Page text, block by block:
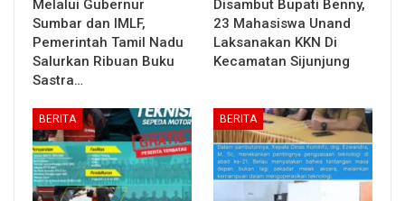
Melalui Gubernur
Sumbar dan IMLF,
Pemerintah Tamil Nadu
Salurkan Ribuan Buku
Sastra…
Disambut Bupati Benny,
23 Mahasiswa Unand
Laksanakan KKN Di
Kecamatan Sijunjung
BERITA BERITA